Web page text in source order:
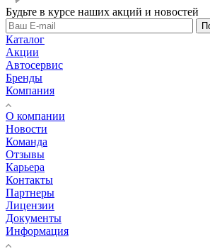
Будьте в курсе наших акций и новостей
Каталог
Акции
Автосервис
Бренды
Компания
О компании
Новости
Команда
Отзывы
Карьера
Контакты
Партнеры
Лицензии
Документы
Информация